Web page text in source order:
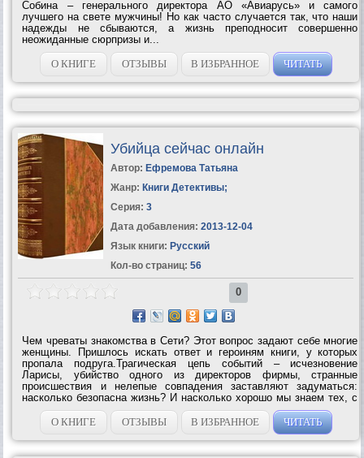
Собина – генерального директора АО «Авиарусь» и самого
лучшего на свете мужчины! Но как часто случается так, что наши
надежды не сбываются, а жизнь преподносит совершенно
неожиданные сюрпризы и...
О КНИГЕ
ОТЗЫВЫ В ИЗБРАННОЕ ЧИТАТЬ
Убийца сейчас онлайн
Автор: Ефремова Татьяна
Жанр: Книги Детективы;
Серия: 3
Дата добавления: 2013-12-04
Язык книги: Русский
Кол-во страниц: 56
0
Чем чреваты знакомства в Сети? Этот вопрос задают себе многие
женщины. Пришлось искать ответ и героиням книги, у которых
пропала подруга.Трагическая цепь событий – исчезновение
Ларисы, убийство одного из директоров фирмы, странные
происшествия и нелепые совпадения заставляют задуматься:
насколько безопасна жизнь? И насколько хорошо мы знаем тех, с
кем проводим все рабочее время на сжатом пространстве
обычного офиса? Жизнь резко...
О КНИГЕ ОТЗЫВЫ В ИЗБРАННОЕ ЧИТАТЬ